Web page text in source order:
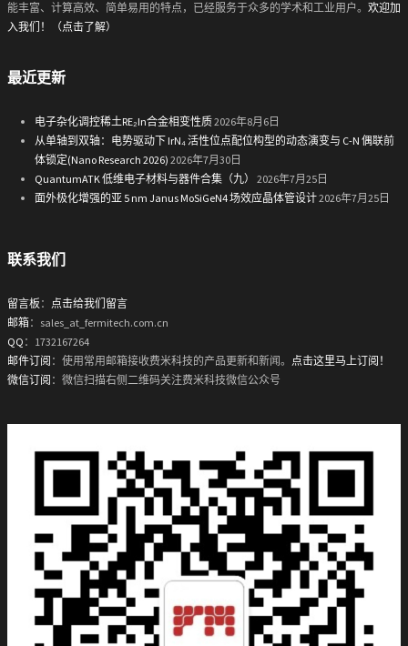
能丰富、计算高效、简单易用的特点，已经服务于众多的学术和工业用户。 欢迎加
入我们！（点击了解）
最近更新
电子杂化调控稀土RE₂In合金相变性质2026年8月6日
从单轴到双轴：电势驱动下 IrN₄ 活性位点配位构型的动态演变与 C-N 偶联前
体锁定(Nano Research 2026) 2026年7月30日
QuantumATK 低维电子材料与器件合集（九）
2026年7月25日
面外极化增强的亚 5 nm Janus MoSiGeN4 场效应晶体管设计2026年7月25日
联系我们
留言板 ： 点击给我们留言
邮箱：sales_at_fermitech.com.cn
QQ ：1732167264
邮件订阅 ：使用常用邮箱接收费米科技的产品更新和新闻。 点击这里马上订阅！
微信订阅 ：微信扫描右侧二维码关注费米科技微信公众号